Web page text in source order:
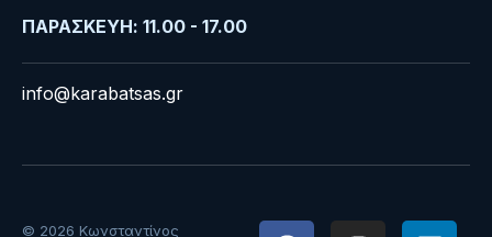
ΠΑΡΑΣΚΕΥΗ: 11.00 - 17.00
info@karabatsas.gr
© 2026 Κωνσταντίνος